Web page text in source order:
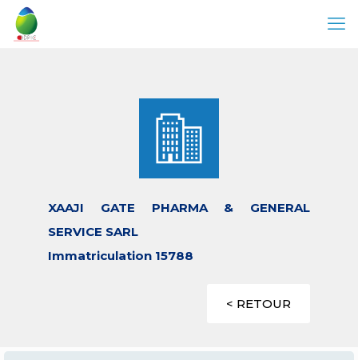
XAAJI GATE PHARMA & GENERAL
SERVICE SARL
Immatriculation 15788
< RETOUR